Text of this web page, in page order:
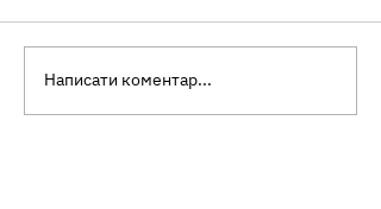
Ультраоброблені
продукти: що це таке та
Написати коментар...